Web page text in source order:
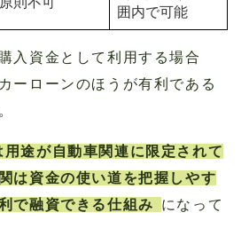
囲内で可能
入資金として利用する場合
ーローンのほうが有利である
途が自動車関連に限定されて
は資金の使い道を把握しやす
で融資できる仕組み
になって